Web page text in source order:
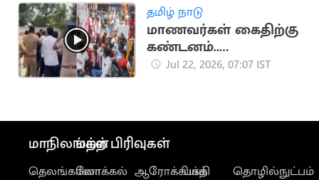
தமிழ் நாடு
மாணவர்கள் கைதிற்கு
கண்டனம்..
திருவொற்றியூர்
Jul 22, 2026, 07:07 IST
மாநிலங்கள்
தெலங்கானா
மற்ற பிரிவுகள்
லோக்கல் ஆரோக்கியம்
பக்தி
தொழில்நுட்பம்